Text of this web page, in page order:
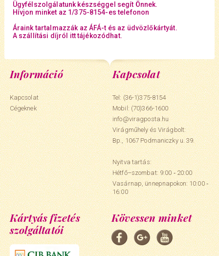
Ügyfélszolgálatunk készséggel segít Önnek.
Hívjon minket az 1/375-8154-es telefonon
Áraink tartalmazzák az ÁFÁ-t és az üdvözlőkártyát.
A szállítási díjról itt tájékozódhat.
Információ
Kapcsolat
Cégeknek
Kapcsolat
Tel: (36-1)375-8154
Mobil:(70)366-1600
info@viragposta.hu
Virágműhely és Virágbolt:
Bp., 1067 Podmaniczky u. 39.
Nyitva tartás:
Hétfő–szombat: 9:00 ‑ 20:00
Vasárnap, ünnepnapokon: 10:00 ‑
16:00
Kártyás fizetés
szolgáltatói
Kövessen minket